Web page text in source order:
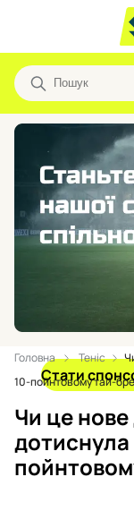
Стати
Головна Теніс
10-пойнтовому тай-
Чи це нове